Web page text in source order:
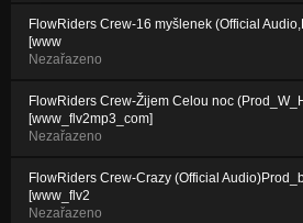
FlowRiders Crew-16 myšlenek (Official
[www
Nezařazeno
FlowRiders Crew-Žijem Celou noc
[www_flv2mp3_com]
Nezařazeno
FlowRiders Crew-Crazy (Official
[www_flv2
Nezařazeno